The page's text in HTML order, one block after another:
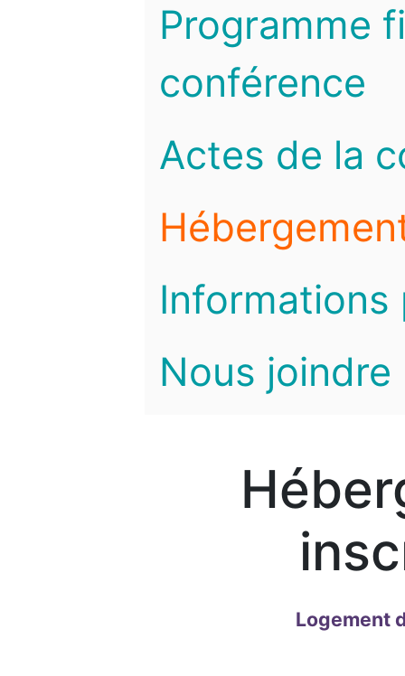
Programme
conférence
Actes de la
Informations
Nous joindre
Logement